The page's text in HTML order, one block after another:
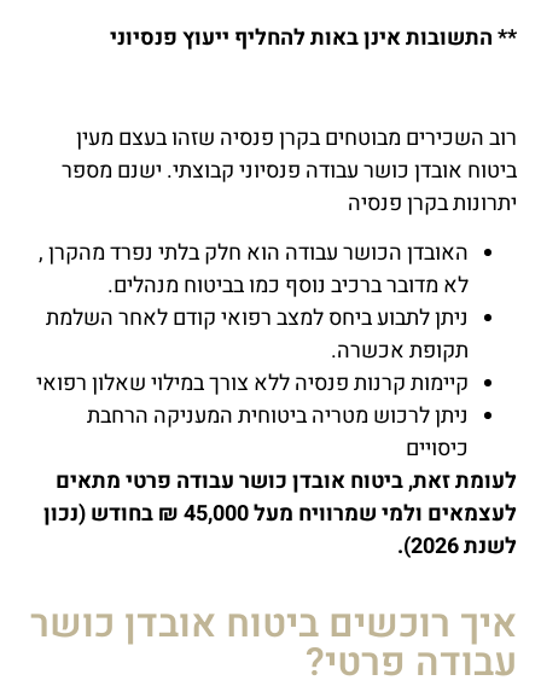
** התשובות אינן באות להחליף ייעוץ פנסיוני
רוב השכירים מבוטחים בקרן פנסיה שזהו בעצם מעין
ביטוח אובדן כושר עבודה פנסיוני קבוצתי. ישנם מספר
יתרונות בקרן פנסיה
האובדן הכושר עבודה הוא חלק בלתי נפרד מהקרן ,
לא מדובר ברכיב נוסף כמו בביטוח מנהלים.
ניתן לתבוע ביחס למצב רפואי קודם לאחר השלמת
תקופת אכשרה.
קיימות קרנות פנסיה ללא צורך במילוי שאלון רפואי
ניתן לרכוש מטריה ביטוחית המעניקה הרחבת
כיסויים
לעומת זאת, ביטוח אובדן כושר עבודה פרטי מתאים
לעצמאים ולמי שמרוויח מעל 45,000 ₪ בחודש (נכון
לשנת 2026).
איך רוכשים ביטוח אובדן כושר
עבודה פרטי?